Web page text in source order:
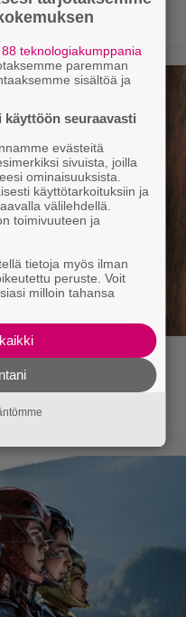
löysivät yhteyden
88 teknologiakumppania
paremman
sisältöä ja
seuraavasti
evästeitä
sivuista, joilla
ominaisuuksista.
käyttötarkoituksiin ja
välilehdellä.
toimivuuteen ja
tietoja myös ilman
peruste. Voit
milloin tahansa